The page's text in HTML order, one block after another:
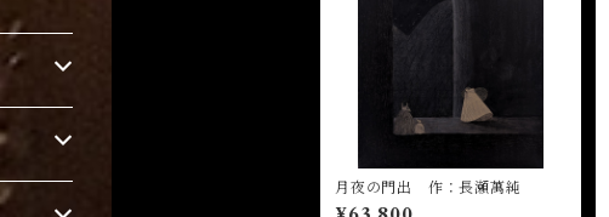
月夜の門出 作：長瀬萬純